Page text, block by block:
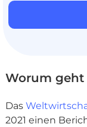
Einloggen
Worum geht
Das
2021 einen